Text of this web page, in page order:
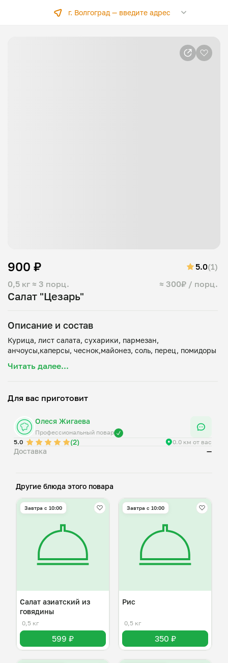
г. Волгоград —введите адрес
Салат "Цезарь"
0,5 кг ≈ 3 порц. ≈ 300₽ / порц.
900 ₽ 5.0(1)
Описание и состав
Курица, лист салата, сухарики, пармезан,
Читать далее...
Для вас приготовит
Олеся Жигаева
Профессиональный повар
5.0
(2) 0.0 км от вас
Доставка —
Другие блюда этого повара
Завтра c 10:00
Салат азиатский из
говядины
0,5 кг
599 ₽
Завтра c 10:00
Рис
0,5 кг
350 ₽